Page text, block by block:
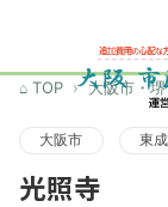
TOP 大阪市・
大阪市 東
光照寺